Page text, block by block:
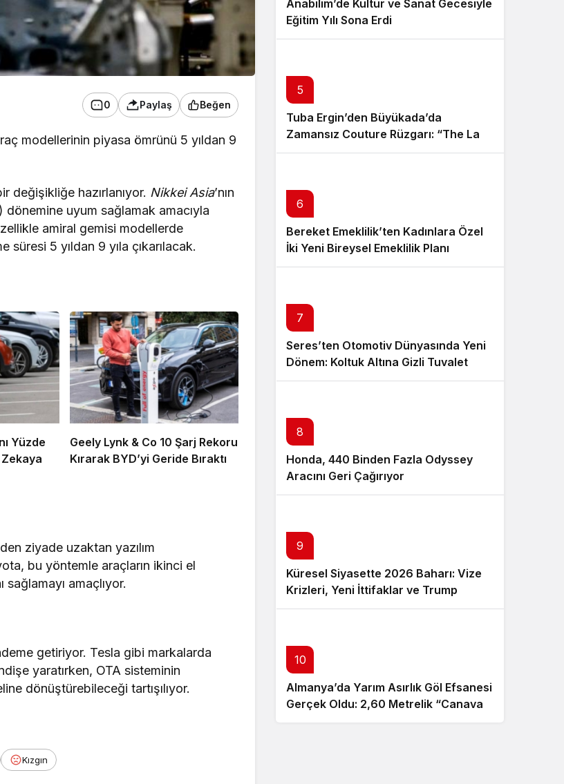
0 Paylaş Beğen
modellerinin piyasa ömrünü 5 yıldan 9
değişikliğe hazırlanıyor. Nikkei Asia’nın
dönemine uyum sağlamak amacıyla
amiral gemisi modellerde
5 yıldan 9 yıla çıkarılacak.
Yüzde
Geely Lynk & Co 10 Şarj Rekoru
Kırarak BYD’yi Geride Bıraktı
ziyade uzaktan yazılım
bu yöntemle araçların ikinci el
amaçlıyor.
getiriyor. Tesla gibi markalarda
yaratırken, OTA sisteminin
dönüştürebileceği tartışılıyor.
Kızgın
Anabilim’de Kültür ve Sanat Gecesiyle
Eğitim Yılı Sona Erdi
5
Tuba Ergin’den Büyükada’da
Zamansız Couture Rüzgarı: “The Last
Empress” Koleksiyonu Tanıtıldı
6
Bereket Emeklilik’ten Kadınlara Özel
İki Yeni Bireysel Emeklilik Planı
7
Seres’ten Otomotiv Dünyasında Yeni
Dönem: Koltuk Altına Gizli Tuvalet
Patenti
8
Honda, 440 Binden Fazla Odyssey
Aracını Geri Çağırıyor
9
Küresel Siyasette 2026 Baharı: Vize
Krizleri, Yeni İttifaklar ve Trump
Tasarısı
10
Almanya’da Yarım Asırlık Göl Efsanesi
Gerçek Oldu: 2,60 Metrelik “Canavar”